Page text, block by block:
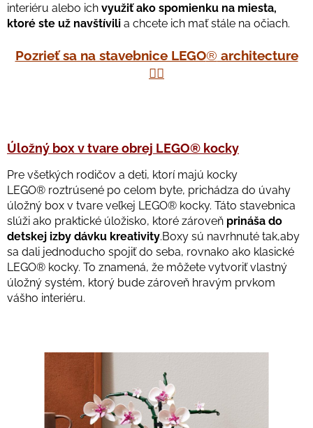
interiéru alebo ich využiť ako spomienku na miesta,
ktoré ste už navštívili a chcete ich mať stále na očiach.
Pozrieť sa na stavebnice LEGO® architecture
👉🏽
Úložný box v tvare obrej LEGO® kocky
Pre všetkých rodičov a deti, ktorí majú kocky
LEGO® roztrúsené po celom byte, prichádza do úvahy
úložný box v tvare veľkej LEGO® kocky. Táto stavebnica
slúži ako praktické úložisko, ktoré zároveň prináša do
detskej izby dávku kreativity.Boxy sú navrhnuté tak,aby
sa dali jednoducho spojiť do seba, rovnako ako klasické
LEGO® kocky. To znamená, že môžete vytvoriť vlastný
úložný systém, ktorý bude zároveň hravým prvkom
vášho interiéru.